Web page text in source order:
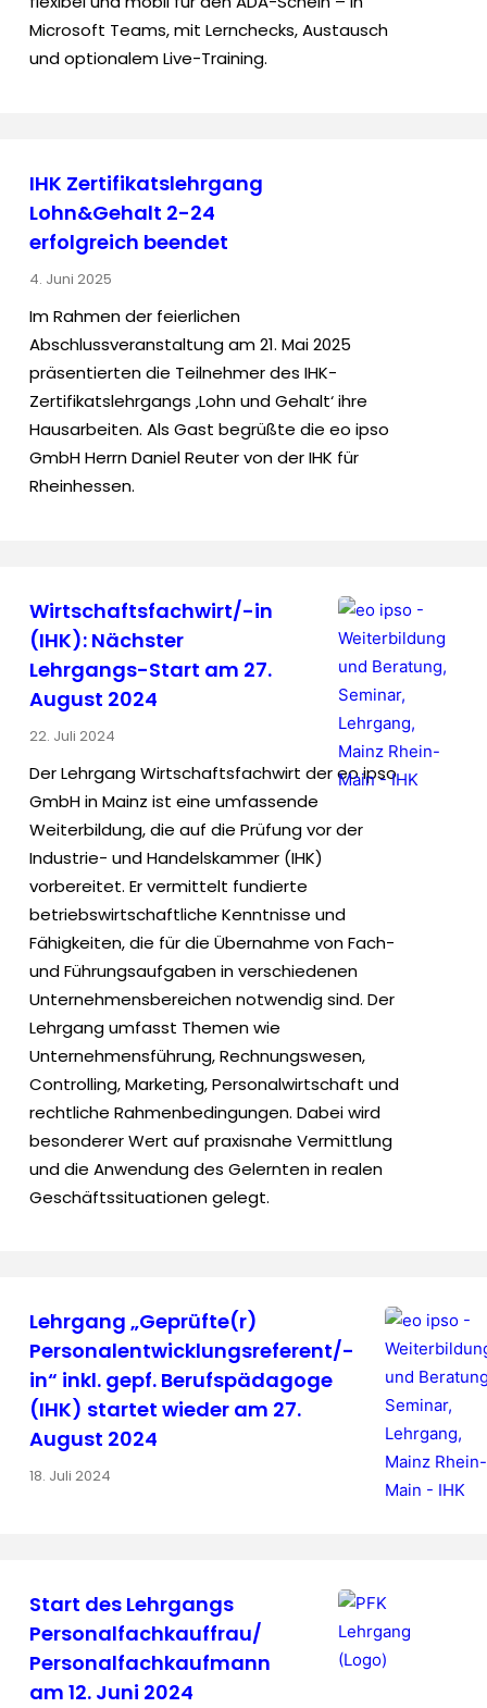
Microsoft Teams, mit Lernchecks, Austausch
und optionalem Live-Training.
IHK Zertifikatslehrgang
Lohn&Gehalt 2-24
erfolgreich beendet
4. Juni 2025
Im Rahmen der feierlichen
Abschlussveranstaltung am 21. Mai 2025
präsentierten die Teilnehmer des IHK-
Zertifikatslehrgangs ‚Lohn und Gehalt‘ ihre
Hausarbeiten. Als Gast begrüßte die eo ipso
GmbH Herrn Daniel Reuter von der IHK für
Rheinhessen.
Wirtschaftsfachwirt/-in
(IHK): Nächster
Lehrgangs-Start am 27.
August 2024
22. Juli 2024
Der Lehrgang Wirtschaftsfachwirt der eo ipso
GmbH in Mainz ist eine umfassende
Weiterbildung, die auf die Prüfung vor der
Industrie- und Handelskammer (IHK)
vorbereitet. Er vermittelt fundierte
betriebswirtschaftliche Kenntnisse und
Fähigkeiten, die für die Übernahme von Fach-
und Führungsaufgaben in verschiedenen
Unternehmensbereichen notwendig sind. Der
Lehrgang umfasst Themen wie
Unternehmensführung, Rechnungswesen,
Controlling, Marketing, Personalwirtschaft und
rechtliche Rahmenbedingungen. Dabei wird
besonderer Wert auf praxisnahe Vermittlung
und die Anwendung des Gelernten in realen
Geschäftssituationen gelegt.
Lehrgang „Geprüfte(r)
Personalentwicklungsreferent/-
in“ inkl. gepf. Berufspädagoge
(IHK) startet wieder am 27.
August 2024
18. Juli 2024
Start des Lehrgangs
Personalfachkauffrau/
Personalfachkaufmann
am 12. Juni 2024